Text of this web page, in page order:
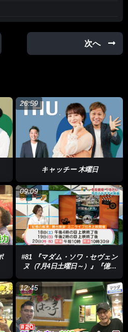
万那美 #金城晋也 #リップサービス
映画 #桜坂劇場 #シンプル・アクシ
ダンス #霧のごとく
次へ
26:59
キャッチー 木曜日
09:09
#81 『マダム・ソワ・セヴェン
ヌ（7月4日土曜日～）』『億万
土曜日～）』『PEAKEND（7月
18日土曜日～）』
12:45